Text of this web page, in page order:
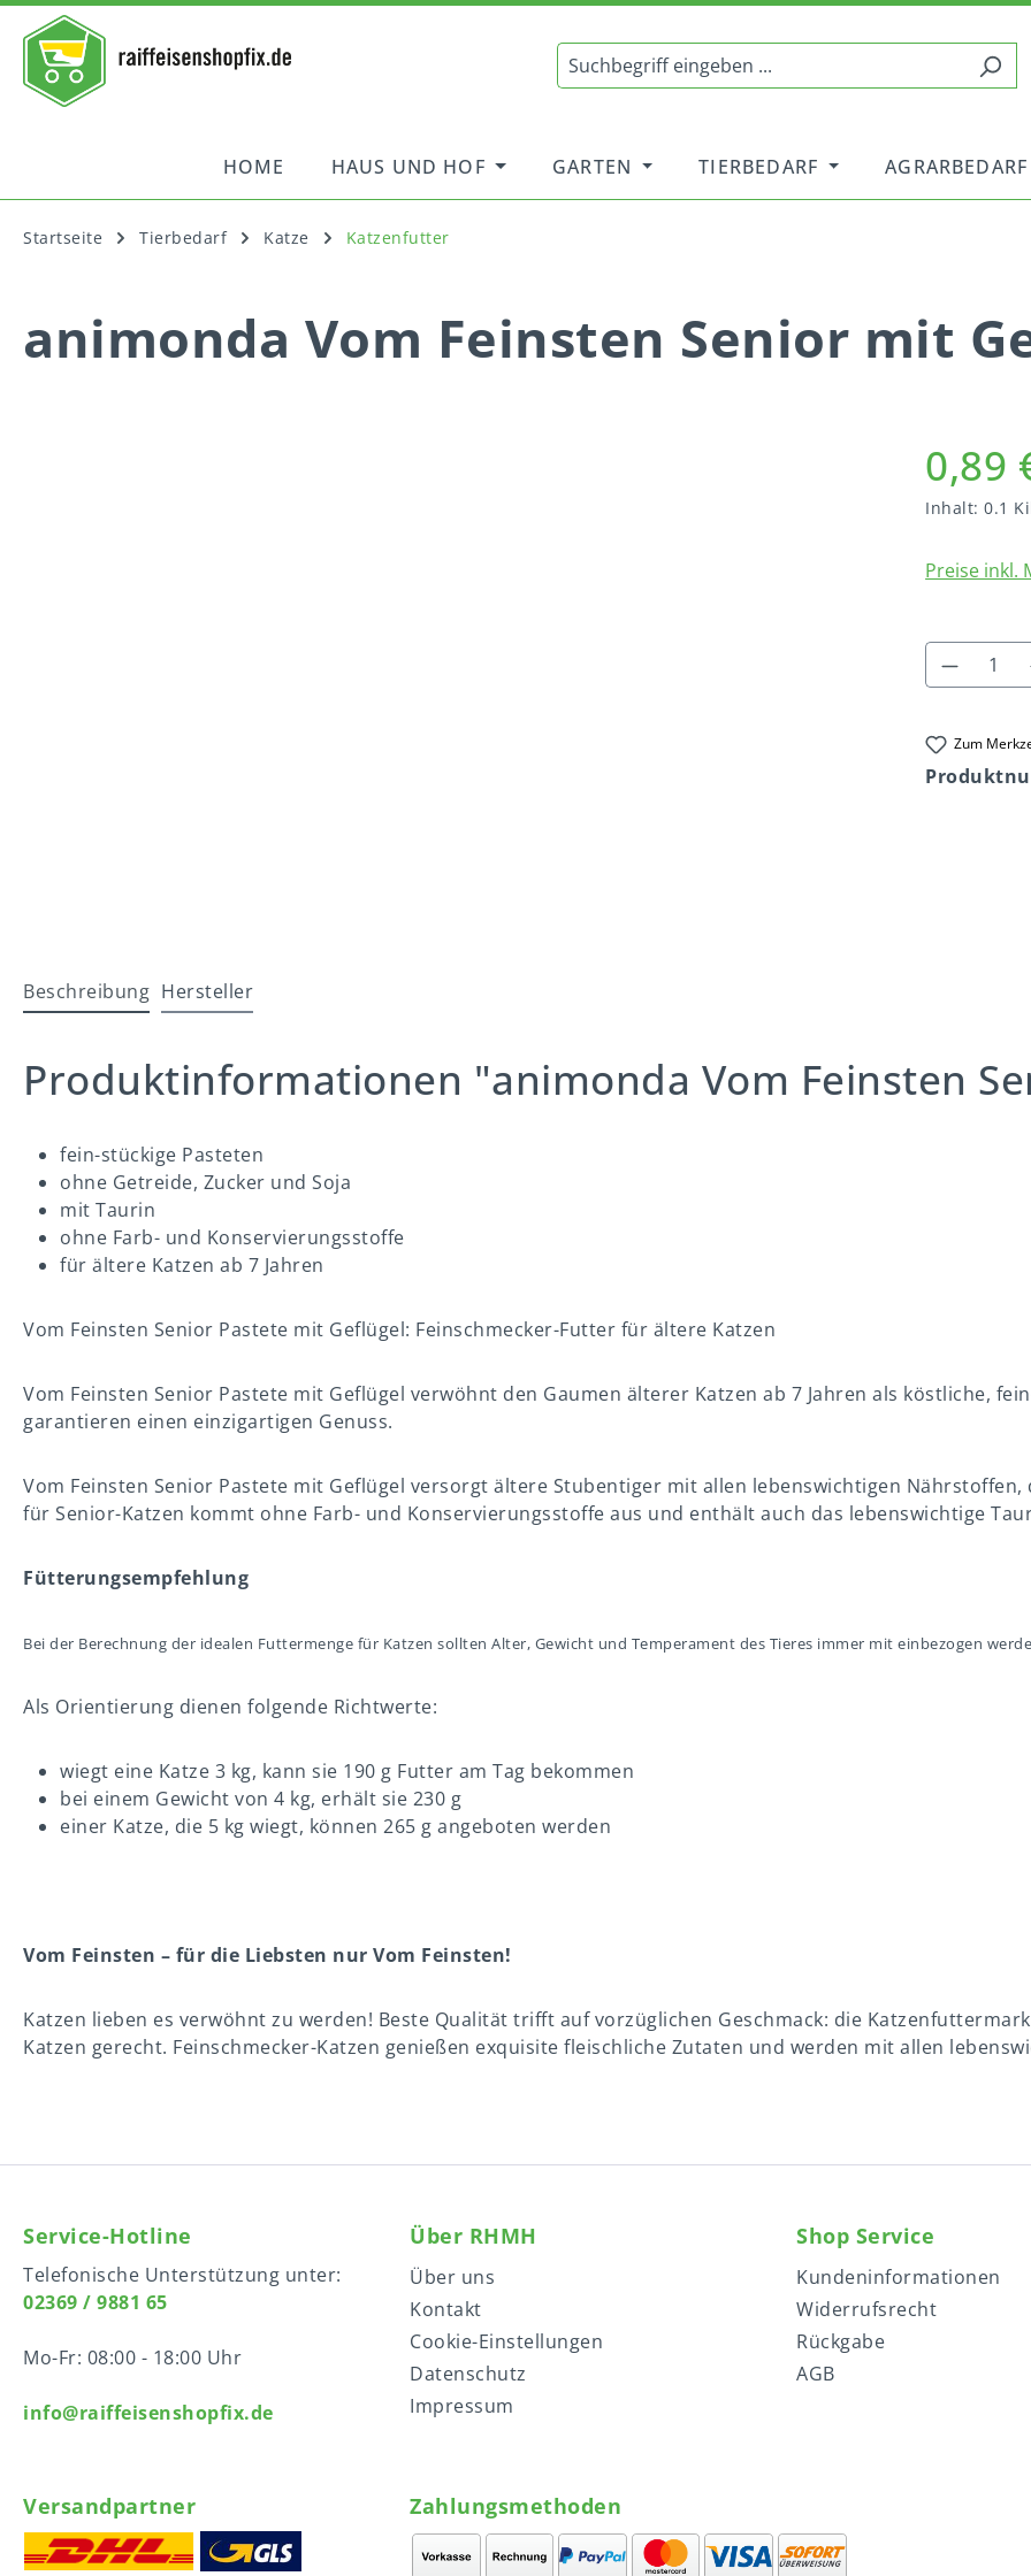
HOME HAUS UND HOF GARTEN TIERBEDARF AGRARBEDARF
Startseite Tierbedarf Katze Katzenfutter
animonda Vom Feinsten Senior mit
0,89
Inhalt: 0.1
Preise inkl.
Zum
Beschreibung Hersteller
Produktinformationen "animonda Vom Feinsten
fein-stückige Pasteten
ohne Getreide, Zucker und Soja
mit Taurin
ohne Farb- und Konservierungsstoffe
für ältere Katzen ab 7 Jahren
Vom Feinsten Senior Pastete mit Geflügel: Feinschmecker-Futter für ältere Katzen
Vom Feinsten Senior Pastete mit Geflügel verwöhnt den Gaumen älterer Katzen ab 7 Jahren als köstliche,
garantieren einen einzigartigen Genuss.
Vom Feinsten Senior Pastete mit Geflügel versorgt ältere Stubentiger mit allen lebenswichtigen
für Senior-Katzen kommt ohne Farb- und Konservierungsstoffe aus und enthält auch das lebenswichtige
Fütterungsempfehlung
Bei der Berechnung der idealen Futtermenge für Katzen sollten Alter, Gewicht und Temperament des Tieres immer mit einbezogen
Als Orientierung dienen folgende Richtwerte:
wiegt eine Katze 3 kg, kann sie 190 g Futter am Tag bekommen
bei einem Gewicht von 4 kg, erhält sie 230 g
einer Katze, die 5 kg wiegt, können 265 g angeboten werden
Vom Feinsten – für die Liebsten nur Vom Feinsten!
Katzen lieben es verwöhnt zu werden! Beste Qualität trifft auf vorzüglichen Geschmack: die
Katzen gerecht. Feinschmecker-Katzen genießen exquisite fleischliche Zutaten und werden mit allen
Service-Hotline
Telefonische Unterstützung unter:
02369 / 9881 65
Mo-Fr: 08:00 - 18:00 Uhr
info@raiffeisenshopfix.de
Über RHMH
Über uns
Kontakt
Cookie-Einstellungen
Datenschutz
Impressum
Shop Service
Kundeninformationen
Widerrufsrecht
Rückgabe
AGB
Versandpartner Zahlungsmethoden